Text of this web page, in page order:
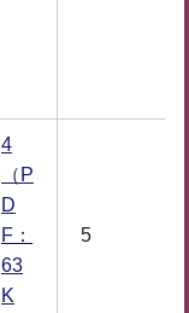
4
（P
D
F：
63
K
5